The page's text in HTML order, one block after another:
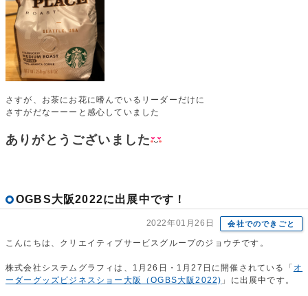
さすが、お茶にお花に嗜んでいるリーダーだけに
さすがだなーーーと感心していました
ありがとうございました
OGBS大阪2022に出展中です！
2022年01月26日 会社でのできごと
こんにちは、クリエイティブサービスグループのジョウチです。
株式会社システムグラフィは、1月26日・1月27日に開催されている「 オ
ーダーグッズビジネスショー大阪（OGBS大阪2022) 」に出展中です。